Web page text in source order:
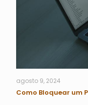
agosto 9, 2024
Como Bloquear um